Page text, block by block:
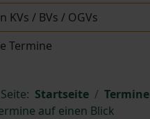
KVs / BVs / OGVs
Termine
Startseite
Termine
auf einen Blick